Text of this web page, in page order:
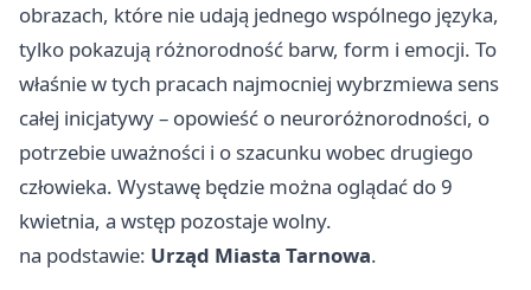
obrazach, które nie udają jednego wspólnego języka,
tylko pokazują różnorodność barw, form i emocji. To
właśnie w tych pracach najmocniej wybrzmiewa sens
całej inicjatywy – opowieść o neuroróżnorodności, o
potrzebie uważności i o szacunku wobec drugiego
człowieka. Wystawę będzie można oglądać do 9
kwietnia, a wstęp pozostaje wolny.
na podstawie: Urząd Miasta Tarnowa.